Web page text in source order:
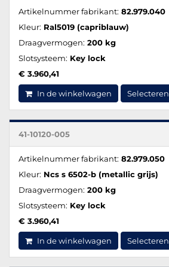
Artikelnummer fabrikant: 82.979.040
Kleur: Ral5019 (capriblauw)
Draagvermogen: 200 kg
Slotsysteem: Key lock
€ 3.960,41
In de winkelwagen Selecteren
41-10120-005
Artikelnummer fabrikant: 82.979.050
Kleur: Ncs s 6502-b (metallic grijs)
Draagvermogen: 200 kg
Slotsysteem: Key lock
€ 3.960,41
In de winkelwagen Selecteren